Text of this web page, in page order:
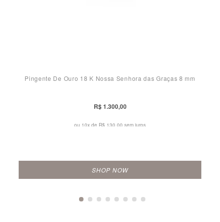
Pingente De Ouro 18 K Nossa Senhora das Graças 8 mm
R$ 1.300,00
ou 10x de R$ 130,00 sem juros
SHOP NOW